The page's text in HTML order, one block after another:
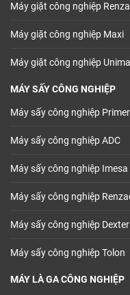
Máy giặt công nghiệp
Máy giặt công nghiệp Maxi
Máy giặt công nghiệp
MÁY SẤY CÔNG NGHIỆP
Máy sấy công nghiệp Primer
Máy sấy công nghiệp ADC
Máy sấy công nghiệp Imesa
Máy sấy công nghiệp
Máy sấy công nghiệp Dexter
Máy sấy công nghiệp Tolon
MÁY LÀ GA CÔNG NGHIỆP